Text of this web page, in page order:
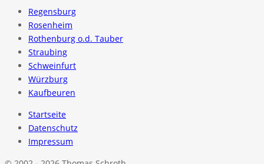
Regensburg
Rosenheim
Rothenburg o.d. Tauber
Straubing
Schweinfurt
Würzburg
Kaufbeuren
Startseite
Datenschutz
Impressum